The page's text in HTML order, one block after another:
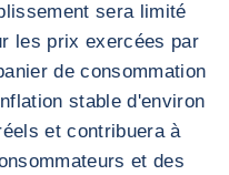
sera limité
les prix exercées par
de consommation
stable d'environ
et contribuera à
et des